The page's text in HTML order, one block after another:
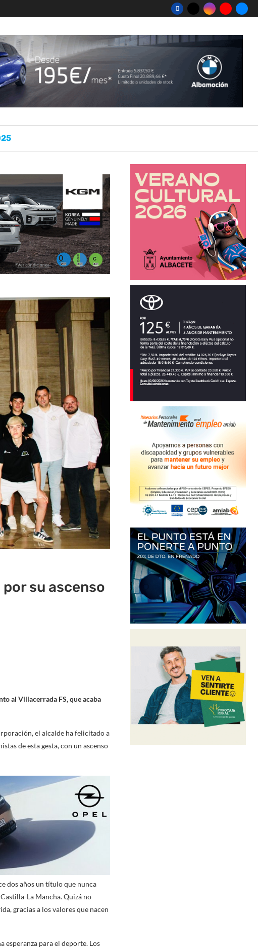
su ascenso
al Villacerrada FS, que acaba
el alcalde ha felicitado a
de esta gesta, con un ascenso
dos años un título que nunca
La Mancha. Quizá no
gracias a los valores que nacen
esperanza para el deporte. Los